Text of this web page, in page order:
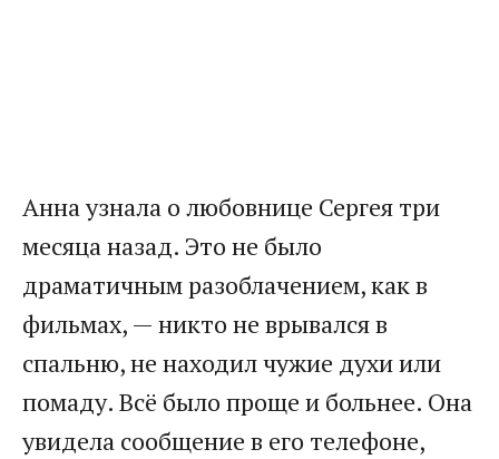
Анна узнала о любовнице Сергея три
месяца назад. Это не было
драматичным разоблачением, как в
фильмах, — никто не врывался в
спальню, не находил чужие духи или
помаду. Всё было проще и больнее. Она
увидела сообщение в его телефоне,